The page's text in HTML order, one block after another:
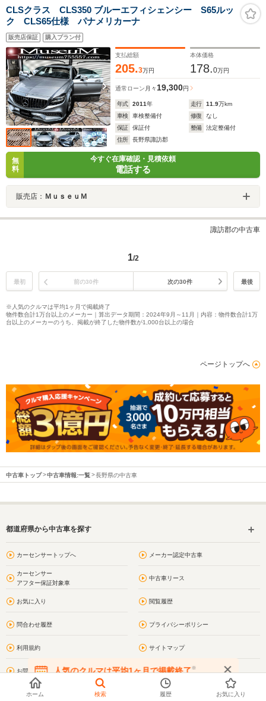
CLSクラス CLS350 ブルーエフィシェンシー S65ルッ
ク CLS65仕様 パナメリカーナ
販売店保証 購入プラン付
支払総額
205.3万円
本体価格
178.0万円
通常ローン 月々19,300円
年式 2011年 走行 11.9万km
車検
車検整備付 修復
なし
保証
保証付 整備
法定整備付
住所
長野県諏訪郡
無
料
今すぐ在庫確認・見積依頼
電話する
販売店： ＭｕｓｅｕＭ
諏訪郡の中古車
1/2
最初 前の30件 次の30件 最後
※人気のクルマは平均1ヶ月で掲載終了
物件数合計1万台以上のメーカー｜算出データ期間：2024年9月～11月｜内容：物件数合計1万
台以上のメーカーのうち、掲載が終了した物件数が1,000台以上の場合
ページトップへ
中古車トップ 中古車情報:一覧 長野県の中古車
都道府県から中古車を探す
カーセンサートップへ メーカー認定中古車
カーセンサー
アフター保証対象車
中古車リース
お気に入り 閲覧履歴
問合わせ履歴 プライバシーポリシー
利用規約 サイトマップ
お問い合わせ 長野の街情報
諏訪郡の街情報 長野県の車買取・車査定
人気のクルマは平均1ヶ月で掲載終了※
在庫が無くなる前にお問い合わせください
ホーム 検索 履歴 お気に入り